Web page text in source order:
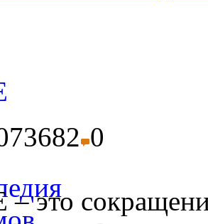
3682 0
– это